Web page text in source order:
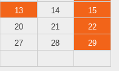
13 14
15
20 21
22
27 28
29